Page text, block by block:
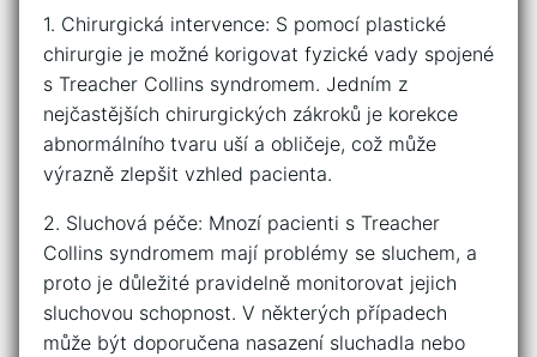
1. ​Chirurgická⁢ intervence:⁤ S pomocí ‌plastické
chirurgie je možné⁤ korigovat fyzické vady ‌spojené
s⁤ Treacher ​Collins syndromem. Jedním​ z
nejčastějších ⁢chirurgických zákroků je‍ korekce‍
abnormálního tvaru‍ uší a obličeje, což může⁤
výrazně zlepšit vzhled pacienta.
2. Sluchová​ péče: Mnozí‍ pacienti s⁢ Treacher
Collins syndromem ⁢mají problémy se sluchem, a‍
proto je důležité pravidelně monitorovat‍ jejich
⁤sluchovou schopnost. V některých případech
může být doporučena nasazení sluchadla ⁢nebo